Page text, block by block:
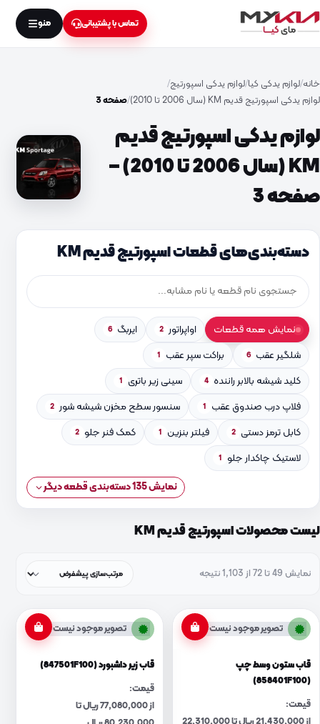
تماس با پشتیبانی منو
خانه لوازم یدکی کیا لوازم یدکی اسپورتیج
لوازم یدکی اسپورتیج قدیم KM (سال 2006 تا 2010)
صفحه 3
لوازم یدکی اسپورتیج قدیم
KM (سال 2006 تا 2010) –
صفحه 3
دسته‌بندی‌های قطعات اسپورتیج قدیم KM
نمایش همه قطعات اواپراتور 2 ایربگ 6
شلگیر عقب 6 براکت سپر عقب 1
کلید شیشه بالابر راننده 4 سینی زیر باتری 1
فلاپ درب صندوق عقب 1 سنسور سطح مخزن شیشه شور 2
کابل ترمز دستی 2 فیلتر بنزین 1 کمک فنر جلو 2
لاستیک چاکدار جلو 1
نمایش 135 دسته‌بندی قطعه دیگر
لیست محصولات اسپورتیج قدیم KM
نمایش 49 تا 72 از 1,103 نتیجه
تصویر موجود نیست
قاب ستون وسط چپ
(858401F100)
قیمت:
تصویر موجود نیست
قاب زیر داشبورد (847501F100)
قیمت:
از 77,080,000 ریال تا